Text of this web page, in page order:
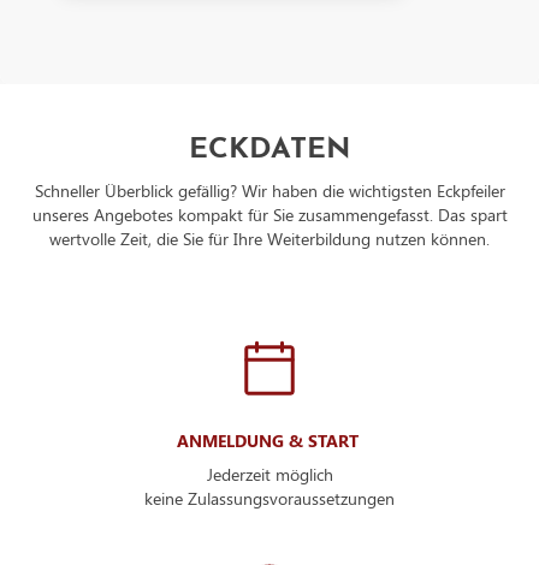
ECKDATEN
Schneller Überblick gefällig? Wir haben die wichtigsten Eckpfeiler
unseres Angebotes kompakt für Sie zusammengefasst. Das spart
wertvolle Zeit, die Sie für Ihre Weiterbildung nutzen können.
ANMELDUNG & START
Jederzeit möglich
keine Zulassungsvoraussetzungen